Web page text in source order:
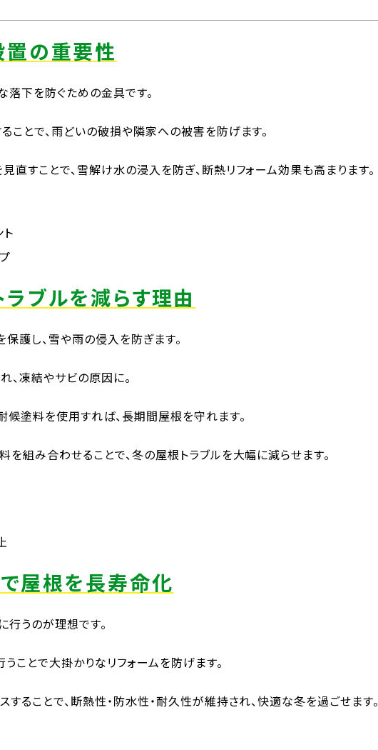
の重要性
下を防ぐための金具です。
とで、雨どいの破損や隣家への被害を防げます。
すことで、雪解け水の浸入を防ぎ、断熱リフォーム効果も高まります。
ブルを減らす理由
護し、雪や雨の侵入を防ぎます。
凍結やサビの原因に。
塗料を使用すれば、長期間屋根を守れます。
組み合わせることで、冬の屋根トラブルを大幅に減らせます。
屋根を長寿命化
うのが理想です。
ことで大掛かりなリフォームを防げます。
ることで、断熱性・防水性・耐久性が維持され、快適な冬を過ごせます。